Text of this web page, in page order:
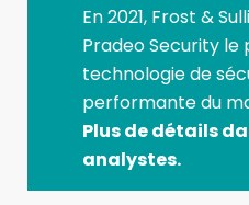
En 2021, Frost &
Pradeo Security le
technologie de
performante du
Plus de détails
analystes.